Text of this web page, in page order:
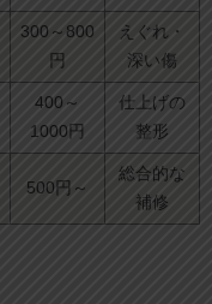
300～800
円
えぐれ・
深い傷
400～
1000円
仕上げの
整形
500円～
総合的な
補修